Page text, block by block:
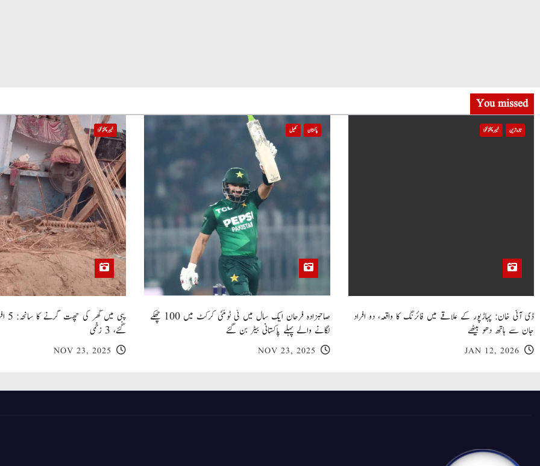
You missed
تازہ ترین خیبر پختونخوا
ڈی آئی خان: پہاڑپور کے علاقے میں فائرنگ کا واقعہ، دو افراد
جان سے ہاتھ دھو بیٹھے
JAN 12, 2026
پاکستان کھیل
صاحبزادہ فرحان ایک سال میں ٹی ٹوئنٹی کرکٹ میں 100 چھکے
لگانے والے پہلے پاکستانی بیٹر بن گئے
NOV 23, 2025
خیبر پختونخوا
گئے، 3 زخمی
NOV 23, 2025